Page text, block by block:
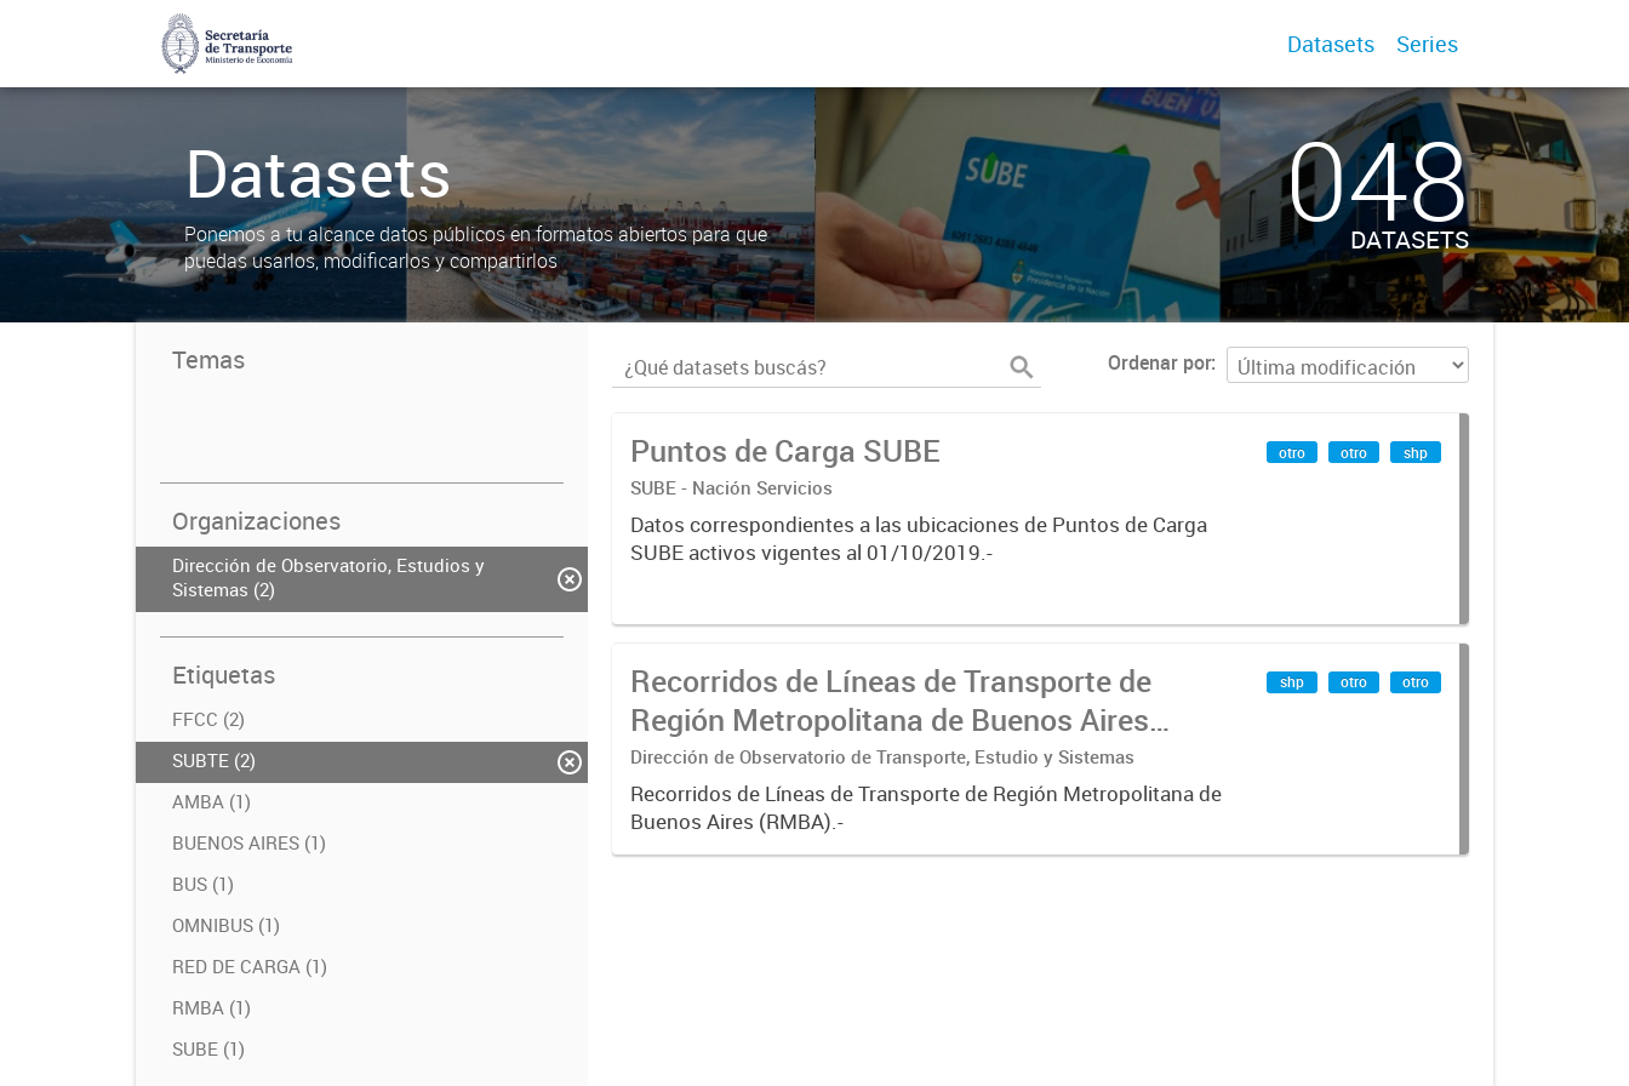
Datasets Series
Datasets
Ponemos a tu alcance datos públicos en formatos abiertos para que
puedas usarlos, modificarlos y compartirlos
048
DATASETS
Temas
Organizaciones
Dirección de Observatorio, Estudios y
Sistemas (2)
Etiquetas
FFCC (2)
SUBTE (2)
AMBA (1)
BUENOS AIRES (1)
BUS (1)
OMNIBUS (1)
RED DE CARGA (1)
RMBA (1)
SUBE (1)
Ordenar por
Puntos de Carga SUBE
SUBE - Nación Servicios
Datos correspondientes a las ubicaciones de Puntos de Carga
SUBE activos vigentes al 01/10/2019.-
otro otro shp
Recorridos de Líneas de Transporte de
Región Metropolitana de Buenos Aires
(RMBA)
Dirección de Observatorio de Transporte, Estudio y Sistemas
Recorridos de Líneas de Transporte de Región Metropolitana de
Buenos Aires (RMBA).-
shp otro otro